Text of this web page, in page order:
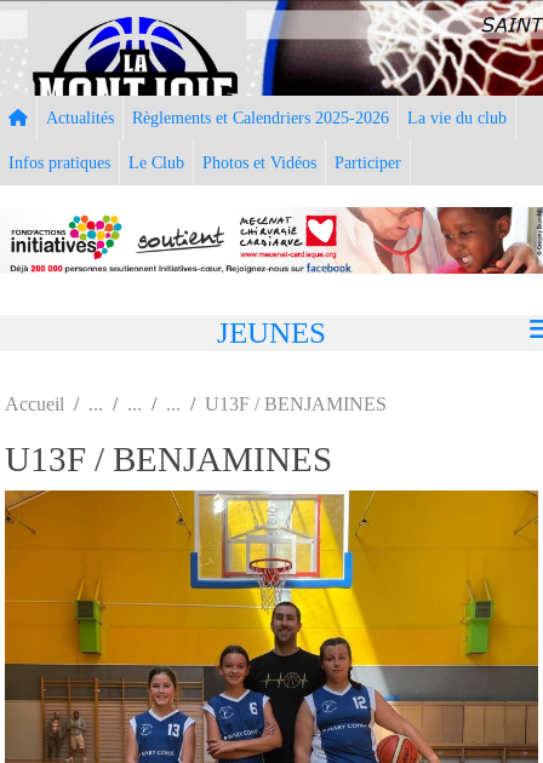
Actualités Règlements et Calendriers 2025-2026 La vie du club
Infos pratiques Le Club Photos et Vidéos Participer
JEUNES
Accueil U13F / BENJAMINES
U13F / BENJAMINES
Panneau de gestion des cookies